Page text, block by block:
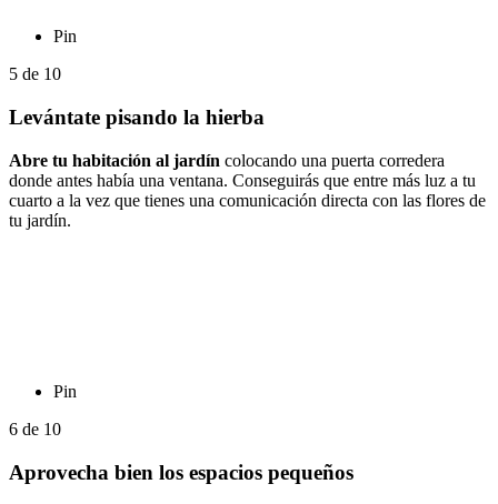
Pin
5 de 10
Levántate pisando la hierba
Abre tu habitación al jardín colocando una puerta corredera
donde antes había una ventana. Conseguirás que entre más luz a tu
cuarto a la vez que tienes una comunicación directa con las flores de
tu jardín.
Pin
6 de 10
Aprovecha bien los espacios pequeños